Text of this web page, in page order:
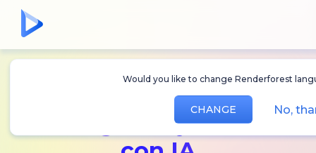
Would you like to change Renderforest
CHANGE No,
videos,
y audio